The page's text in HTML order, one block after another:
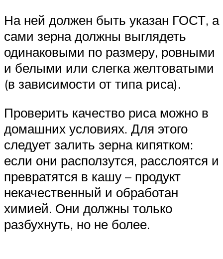
На ней должен быть указан ГОСТ, а
сами зерна должны выглядеть
одинаковыми по размеру, ровными
и белыми или слегка желтоватыми
(в зависимости от типа риса).
Проверить качество риса можно в
домашних условиях. Для этого
следует залить зерна кипятком:
если они расползутся, расслоятся и
превратятся в кашу – продукт
некачественный и обработан
химией. Они должны только
разбухнуть, но не более.